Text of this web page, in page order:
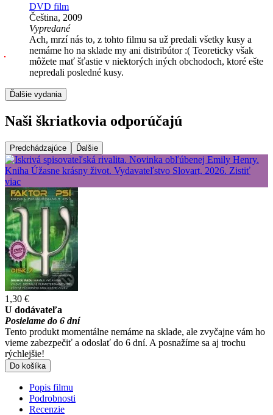
DVD film
Čeština, 2009
Vypredané
Ach, mrzí nás to, z tohto filmu sa už predali všetky kusy a
nemáme ho na sklade my ani distribútor :( Teoreticky však
môžete mať šťastie v niektorých iných obchodoch, ktoré ešte
nepredali posledné kusy.
Ďalšie vydania
Naši škriatkovia odporúčajú
Predchádzajúce Ďalšie
1,30 €
U dodávateľa
Posielame do 6 dní
Tento produkt momentálne nemáme na sklade, ale zvyčajne vám ho
vieme zabezpečiť a odoslať do 6 dní. A posnažíme sa aj trochu
rýchlejšie!
Do košíka
Popis filmu
Podrobnosti
Recenzie